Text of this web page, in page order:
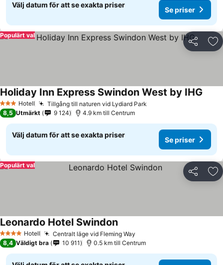
Välj datum för att se exakta priser
Se priser
Dela
Populärt val
3 StjärnorHotell Tillgång till naturen vid Lydiard Park
Holiday Inn Express Swindon West by IHG
8,5 Utmärkt 9 124 4.9 km till Centrum
Välj datum för att se exakta priser
Se priser
Dela
Populärt val
4 StjärnorHotell Centralt läge vid Fleming Way
Leonardo Hotel SwindonSe priser
8,4 Väldigt bra 10 911 0.5 km till Centrum